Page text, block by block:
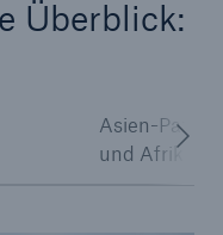
Überblick:
Asien-Pazifik
und Afrika